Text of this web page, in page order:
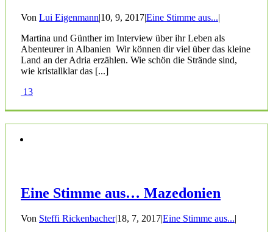
Von Lui Eigenmann|10, 9, 2017|Eine Stimme aus...|
Martina und Günther im Interview über ihr Leben als
Abenteurer in Albanien Wir können dir viel über das kleine
Land an der Adria erzählen. Wie schön die Strände sind,
wie kristallklar das [...]
13
Eine Stimme aus… Mazedonien
Von Steffi Rickenbacher|18, 7, 2017|Eine Stimme aus...|